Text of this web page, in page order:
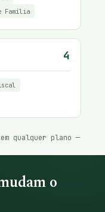
Família
4
qualquer plano —
o